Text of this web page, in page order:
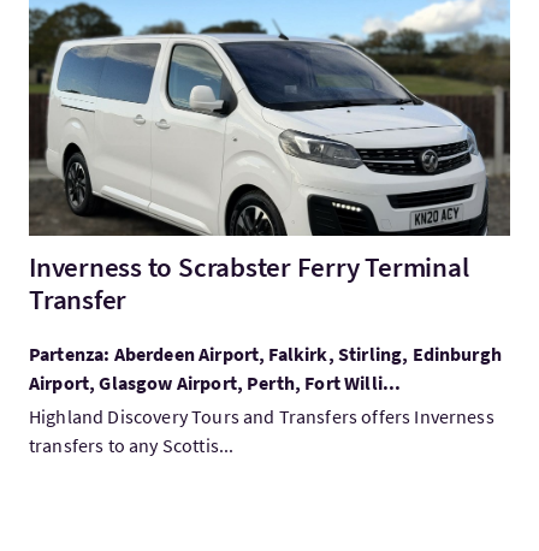
Visita:Inverness to Scrabster Ferry Terminal Transfer
Inverness to Scrabster Ferry Terminal
Transfer
Partenza: Aberdeen Airport, Falkirk, Stirling, Edinburgh
Airport, Glasgow Airport, Perth, Fort Willi...
Highland Discovery Tours and Transfers offers Inverness
transfers to any Scottis...